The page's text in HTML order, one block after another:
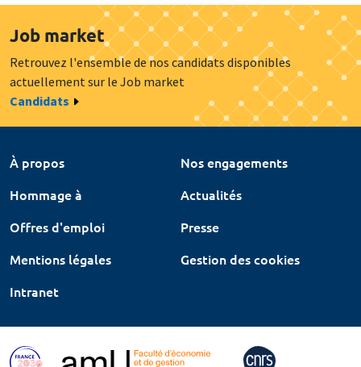
Job market
Retrouvez l'ensemble de nos candidats disponibles
actuellement sur le Job market
Candidats
À propos
Nos engagements
Hommage à
Actualités
Offres d'emploi
Presse
Mentions légales
Gestion des cookies
Intranet